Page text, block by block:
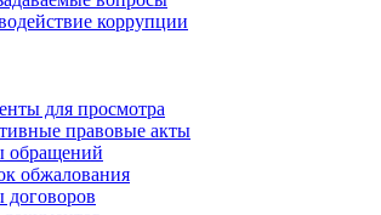
коррупции
для просмотра
правовые акты
обжалования